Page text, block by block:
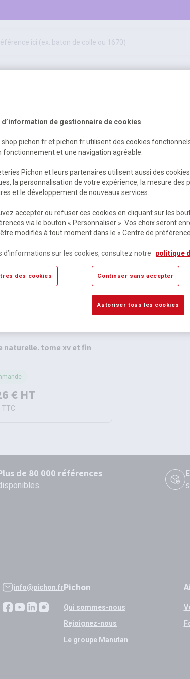
volumes
naturelle. tome xv et fin
€ HT
TTC
de 80 000 références
info@pichon.frPichon
Qui sommes-nous
Rejoignez-nous
Le groupe Manutan
d’information de gestionnaire de cookies
shop.pichon.fr et pichon.fr utilisent des cookies
fonctionnement et une navigation agréable.
Pichon et leurs partenaires utilisent aussi des
la personnalisation de votre expérience, la mesure des
et le développement de nouveaux services.
accepter ou refuser ces cookies en cliquant sur les
via le bouton « Personnaliser ». Vos choix seront
modifiés à tout moment dans le « Centre de
d’informations sur les cookies, consultez notre politique
des cookies Continuer sans accepter
Autoriser tous les cookies